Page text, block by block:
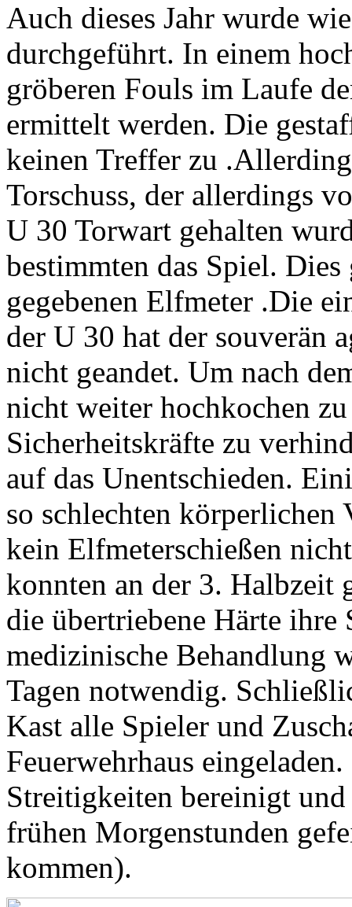
Auch dieses Jahr wurde
durchgeführt. In einem
gröberen Fouls im Laufe
ermittelt werden. Die
keinen Treffer zu
Torschuss, der allerdings
U 30 Torwart gehalten
bestimmten das Spiel.
gegebenen Elfmeter .Die
der U 30 hat der souverän
nicht geandet. Um nach
nicht weiter hochkochen
Sicherheitskräfte zu
auf das Unentschieden.
so schlechten körperlichen
kein Elfmeterschießen
konnten an der 3. Halbzeit
die übertriebene Härte ihre
medizinische Behandlung
Tagen notwendig.
Kast alle Spieler und
Feuerwehrhaus
Streitigkeiten bereinigt
frühen Morgenstunden
kommen).